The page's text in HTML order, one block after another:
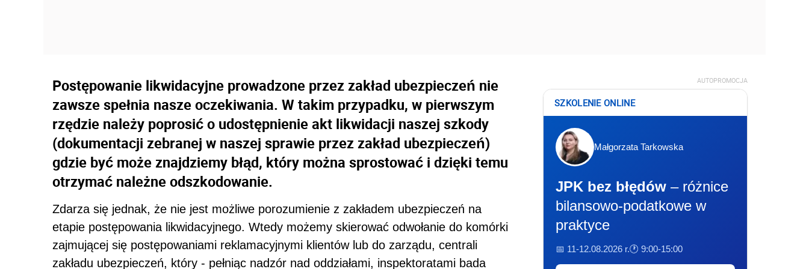
Postępowanie likwidacyjne prowadzone przez zakład ubezpieczeń nie
zawsze spełnia nasze oczekiwania. W takim przypadku, w pierwszym
rzędzie należy poprosić o udostępnienie akt likwidacji naszej szkody
(dokumentacji zebranej w naszej sprawie przez zakład ubezpieczeń)
gdzie być może znajdziemy błąd, który można sprostować i dzięki temu
otrzymać należne odszkodowanie.
Zdarza się jednak, że nie jest możliwe porozumienie z zakładem ubezpieczeń na
etapie postępowania likwidacyjnego. Wtedy możemy skierować odwołanie do komórki
zajmującej się postępowaniami reklamacyjnymi klientów lub do zarządu, centrali
zakładu ubezpieczeń, który - pełniąc nadzór nad oddziałami, inspektoratami bada
AUTOPROMOCJA
SZKOLENIE ONLINE
Małgorzata Tarkowska
JPK bez błędów – różnice
bilansowo-podatkowe w
praktyce
📅 11-12.08.2026 r.🕐 9:00-15:00